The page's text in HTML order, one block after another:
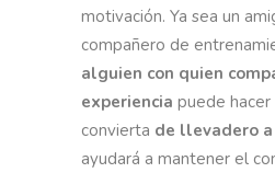
motivación. Ya sea un
compañero de
alguien con quien
experiencia puede
convierta de llevadero
ayudará a mantener el